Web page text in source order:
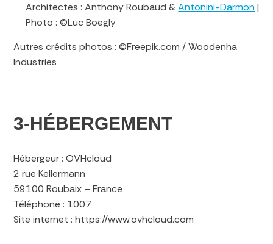
Architectes : Anthony Roubaud &Antonini-Darmon |
Photo : ©Luc Boegly
Autres crédits photos : ©Freepik.com / Woodenha
Industries
3-HÉBERGEMENT
Hébergeur : OVHcloud
2 rue Kellermann
59100 Roubaix – France
Téléphone : 1007
Site internet : https://www.ovhcloud.com